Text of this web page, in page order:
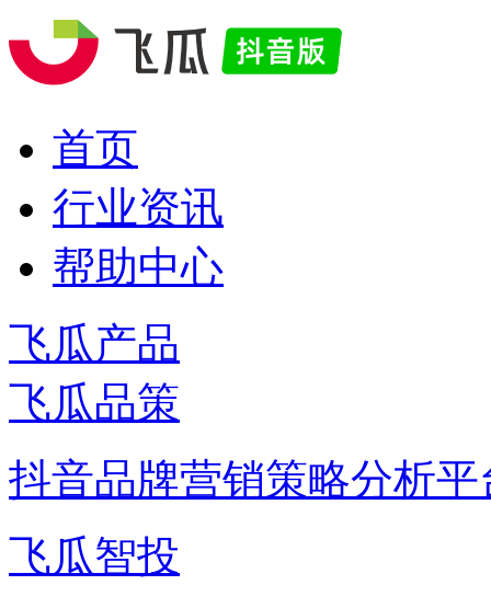
首页
行业资讯
帮助中心
飞瓜产品
飞瓜品策
抖音品牌营销策略分析平
飞瓜智投